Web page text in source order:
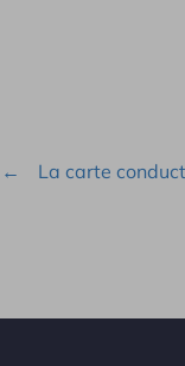
La carte